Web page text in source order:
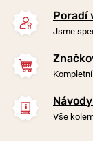
Poradí
Jsme
Vše